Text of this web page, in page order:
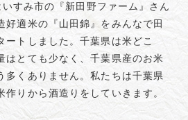
すみ市の『新田野ファーム』さん
好適米の『山田錦』をみんなで田
ートしました。千葉県は米どこ
はとても少なく、千葉県産のお米
多くありません。私たちは千葉県
作りから酒造りをしていきます。